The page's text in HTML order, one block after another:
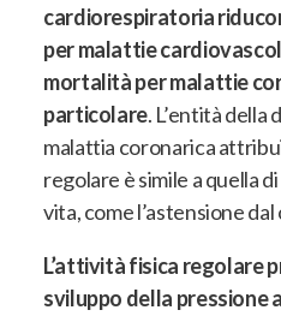
cardiorespiratoria
per malattie
mortalità per malattie
particolare. L’entità della
malattia coronarica
regolare è simile a quella
vita, come l’astensione
L’attività fisica regolare
sviluppo della pressione